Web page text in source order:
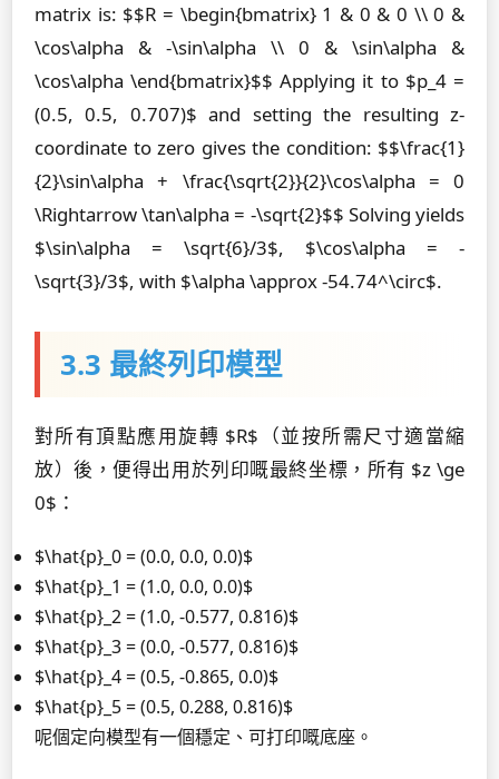
matrix is: $$R = \begin{bmatrix} 1 & 0 & 0 \\ 0 &
\cos\alpha & -\sin\alpha \\ 0 & \sin\alpha &
\cos\alpha \end{bmatrix}$$ Applying it to $p_4 =
(0.5, 0.5, 0.707)$ and setting the resulting z-
coordinate to zero gives the condition: $$\frac{1}
{2}\sin\alpha + \frac{\sqrt{2}}{2}\cos\alpha = 0
\Rightarrow \tan\alpha = -\sqrt{2}$$ Solving yields
$\sin\alpha = \sqrt{6}/3$, $\cos\alpha = -
\sqrt{3}/3$, with $\alpha \approx -54.74^\circ$.
3.3 最終列印模型
對所有頂點應用旋轉 $R$（並按所需尺寸適當縮
放）後，便得出用於列印嘅最終坐標，所有 $z \ge
0$：
$\hat{p}_0 = (0.0, 0.0, 0.0)$
$\hat{p}_1 = (1.0, 0.0, 0.0)$
$\hat{p}_2 = (1.0, -0.577, 0.816)$
$\hat{p}_3 = (0.0, -0.577, 0.816)$
$\hat{p}_4 = (0.5, -0.865, 0.0)$
$\hat{p}_5 = (0.5, 0.288, 0.816)$
呢個定向模型有一個穩定、可打印嘅底座。